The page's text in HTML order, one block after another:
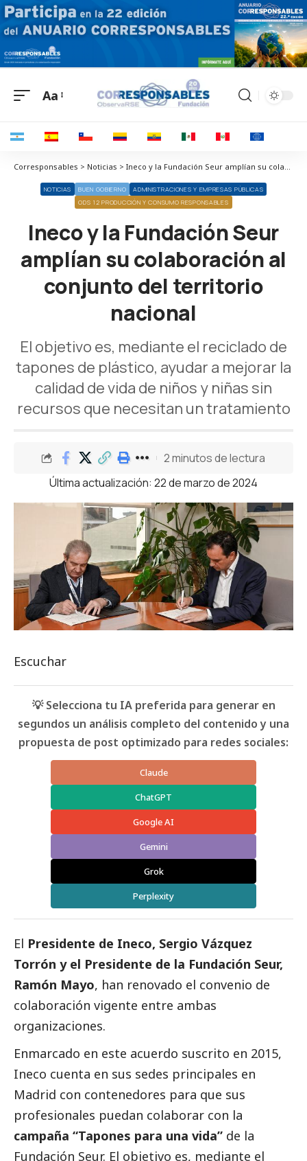
Aa
Corresponsables > Noticias > Ineco y la Fundación Seur amplían su colaboración al conjunto del territorio nacional
NOTICIAS BUEN GOBIERNO
ADMINISTRACIONES Y EMPRESAS PÚBLICAS
ODS 12 PRODUCCIÓN Y CONSUMO RESPONSABLES
Ineco y la Fundación Seur
amplían su colaboración al
conjunto del territorio
nacional
El objetivo es, mediante el reciclado de
tapones de plástico, ayudar a mejorar la
calidad de vida de niños y niñas sin
recursos que necesitan un tratamiento
Última actualización: 22 de marzo de 2024
2 minutos de lectura
Escuchar
💡 Selecciona tu IA preferida para generar en
segundos un análisis completo del contenido y una
propuesta de post optimizado para redes sociales:
Claude
ChatGPT
Google AI
Gemini
Grok
Perplexity
El Presidente de Ineco, Sergio Vázquez
Torrón y el Presidente de la Fundación Seur,
Ramón Mayo, han renovado el convenio de
colaboración vigente entre ambas
organizaciones.
Enmarcado en este acuerdo suscrito en 2015,
Ineco cuenta en sus sedes principales en
Madrid con contenedores para que sus
profesionales puedan colaborar con la
campaña “Tapones para una vida” de la
Fundación Seur. El objetivo es, mediante el